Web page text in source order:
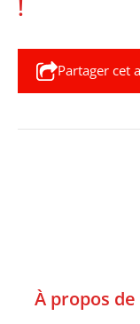
!
Partager cet
À propos